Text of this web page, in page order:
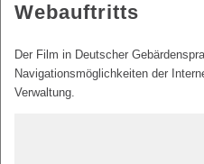
Webauftritts
Der Film in Deutscher
Navigationsmöglichkeiten der
Verwaltung.